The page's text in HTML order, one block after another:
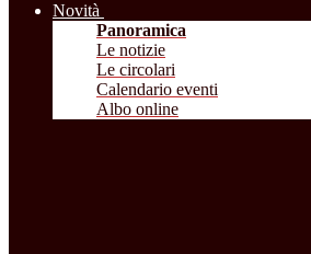
Novità
Panoramica
Le notizie
Le circolari
Calendario eventi
Albo online